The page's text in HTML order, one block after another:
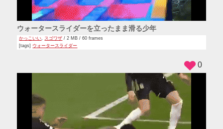
ウォータースライダーを立ったまま滑る少年
かっこいい, スゴワザ / 2 MB / 60 frames
[tags] ウォータースライダー
0